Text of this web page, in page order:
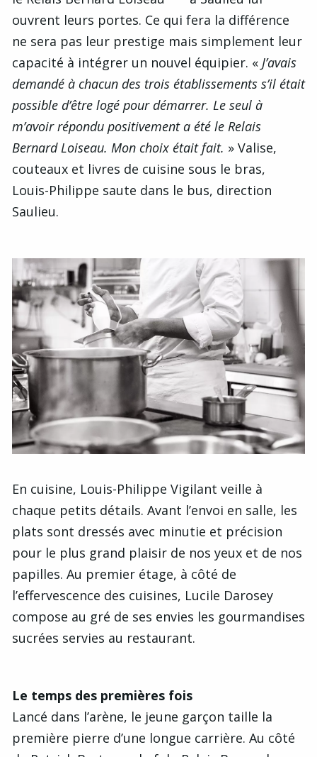
ouvrent leurs portes. Ce qui fera la différence
ne sera pas leur prestige mais simplement leur
capacité à intégrer un nouvel équipier. « J’avais
demandé à chacun des trois établissements s’il était
possible d’être logé pour démarrer. Le seul à
m’avoir répondu positivement a été le Relais
Bernard Loiseau. Mon choix était fait. » Valise,
couteaux et livres de cuisine sous le bras,
Louis-Philippe saute dans le bus, direction
Saulieu.
En cuisine, Louis-Philippe Vigilant veille à
chaque petits détails. Avant l’envoi en salle, les
plats sont dressés avec minutie et précision
pour le plus grand plaisir de nos yeux et de nos
papilles. Au premier étage, à côté de
l’effervescence des cuisines, Lucile Darosey
compose au gré de ses envies les gourmandises
sucrées servies au restaurant.
Le temps des premières fois
Lancé dans l’arène, le jeune garçon taille la
première pierre d’une longue carrière. Au côté